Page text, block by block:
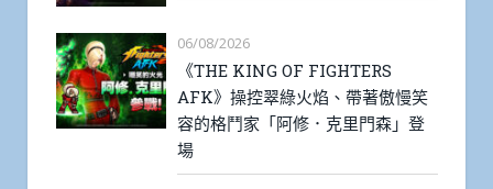
06/08/2026
《THE KING OF FIGHTERS
AFK》操控翠綠火焰、帶著傲慢笑
容的格鬥家「阿修．克里門森」登
場